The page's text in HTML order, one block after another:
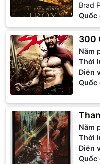
Brad
Quốc
300
Năm
Thời
Diễn
Quốc
Năm
Thời
Diễn
Quốc